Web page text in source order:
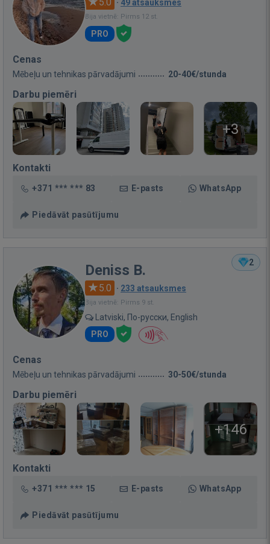
· 49 atsauksmes
Bija vietnē: Pirms 12 st.
PRO
Cenas
Mēbeļu un tehnikas pārvadājumi 20-40€/stunda
Darbu piemēri
+3
Kontakti
+371 *** *** 83 E-pasts WhatsApp
Piedāvāt pasūtījumu
2
Deniss B.
5.0 · 233 atsauksmes
Bija vietnē: Pirms 9 st.
Latviski, По-русски, English
PRO
Cenas
Mēbeļu un tehnikas pārvadājumi 30-50€/stunda
Darbu piemēri
+146
Kontakti
+371 *** *** 15 E-pasts WhatsApp
Piedāvāt pasūtījumu